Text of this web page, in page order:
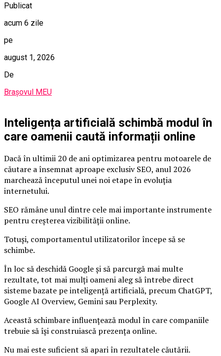
Publicat
acum 6 zile
pe
august 1, 2026
De
Brașovul MEU
Inteligența artificială schimbă modul în
care oamenii caută informații online
Dacă în ultimii 20 de ani optimizarea pentru motoarele de
căutare a însemnat aproape exclusiv SEO, anul 2026
marchează începutul unei noi etape în evoluția
internetului.
SEO rămâne unul dintre cele mai importante instrumente
pentru creșterea vizibilității online.
Totuși, comportamentul utilizatorilor începe să se
schimbe.
În loc să deschidă Google și să parcurgă mai multe
rezultate, tot mai mulți oameni aleg să întrebe direct
sisteme bazate pe inteligență artificială, precum ChatGPT,
Google AI Overview, Gemini sau Perplexity.
Această schimbare influențează modul în care companiile
trebuie să își construiască prezența online.
Nu mai este suficient să apari în rezultatele căutării.